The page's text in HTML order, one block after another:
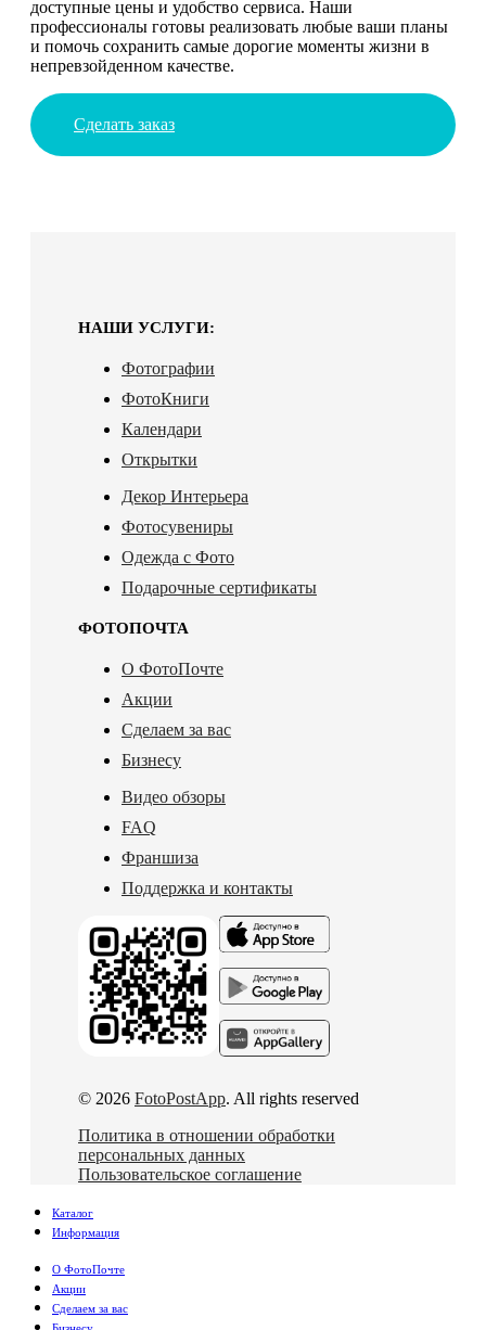
доступные цены и удобство сервиса. Наши
профессионалы готовы реализовать любые ваши планы
и помочь сохранить самые дорогие моменты жизни в
непревзойденном качестве.
Сделать заказ
НАШИ УСЛУГИ:
Фотографии
ФотоКниги
Календари
Открытки
Декор Интерьера
Фотосувениры
Одежда с Фото
Подарочные сертификаты
ФОТОПОЧТА
О ФотоПочте
Акции
Сделаем за вас
Бизнесу
Видео обзоры
FAQ
Франшиза
Поддержка и контакты
© 2026 FotoPostApp. All rights reserved
Политика в отношении обработки
персональных данных
Пользовательское соглашение
Каталог
Информация
О ФотоПочте
Акции
Сделаем за вас
Бизнесу